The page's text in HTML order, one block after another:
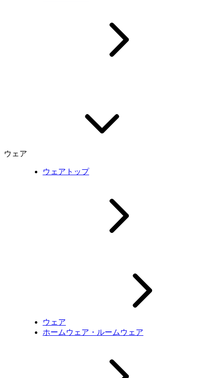
ウェア
ウェアトップ
ウェア
ホームウェア・ルームウェア